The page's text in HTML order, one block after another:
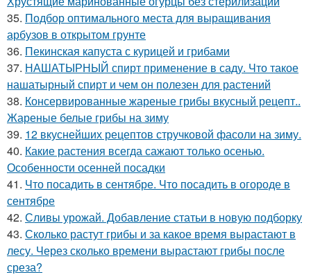
35. Подбор оптимального места для выращивания
арбузов в открытом грунте
36. Пекинская капуста с курицей и грибами
37. НАШАТЫРНЫЙ спирт применение в саду. Что такое
нашатырный спирт и чем он полезен для растений
38. Консервированные жареные грибы вкусный рецепт..
Жареные белые грибы на зиму
39. 12 вкуснейших рецептов стручковой фасоли на зиму.
40. Какие растения всегда сажают только осенью.
Особенности осенней посадки
41. Что посадить в сентябре. Что посадить в огороде в
сентябре
42. Сливы урожай. Добавление статьи в новую подборку
43. Сколько растут грибы и за какое время вырастают в
лесу. Через сколько времени вырастают грибы после
среза?